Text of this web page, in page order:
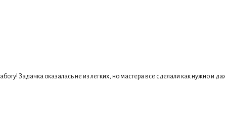
Задачка оказалась не из легких, но мастера все сделали как нужно